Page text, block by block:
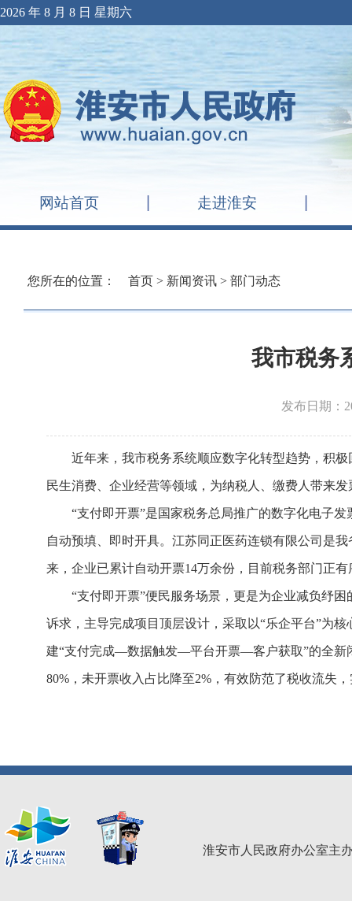
2026 年 8 月 8 日 星期六
网站首页 走进淮安
您所在的位置： 首页 > 新闻资讯 > 部门动态
我市税务
发布日期：
近年来，我市税务系统顺应数字化转型趋势，积
民生消费、企业经营等领域，为纳税人、缴费人带来发
“支付即开票”是国家税务总局推广的数字化电子
自动预填、即时开具。江苏同正医药连锁有限公司是
来，企业已累计自动开票14万余份，目前税务部门正
“支付即开票”便民服务场景，更是为企业减负纾
诉求，主导完成项目顶层设计，采取以“乐企平台”为
建“支付完成—数据触发—平台开票—客户获取”的全新
80%，未开票收入占比降至2%，有效防范了税收流失
淮安市人民政府办公室主